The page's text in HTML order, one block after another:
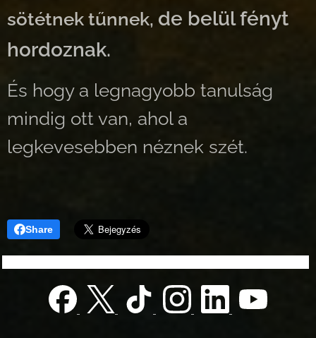
sötétnek tűnnek, de belül fényt
hordoznak.
És hogy a legnagyobb tanulság
mindig ott van, ahol a
legkevesebben néznek szét.
Share